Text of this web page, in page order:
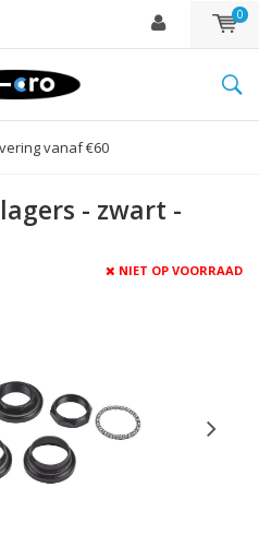
0
vanaf €60
- zwart -
NIET OP VOORRAAD